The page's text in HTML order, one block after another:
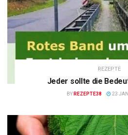
REZEPTE
Jeder sollte die
BY REZEPTE38 23